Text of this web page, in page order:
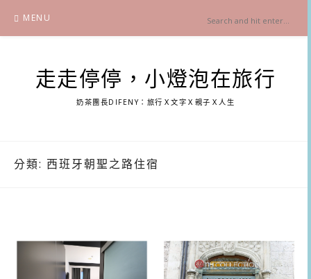
content
MENU
走走停停，小燈泡在旅行
奶茶團長DIFENY：旅行Ｘ文字Ｘ親子Ｘ人生
分類: 西班牙朝聖之路住宿